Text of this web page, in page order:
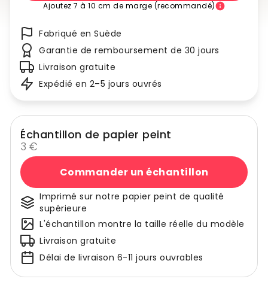
Ajoutez 7 à 10 cm de marge (recommandé)
Fabriqué en Suède
Garantie de remboursement de 30 jours
Livraison gratuite
Expédié en 2–5 jours ouvrés
Échantillon de papier peint
3 €
Commander un échantillon
Imprimé sur notre papier peint de qualité
supérieure
L'échantillon montre la taille réelle du modèle
Livraison gratuite
Délai de livraison 6-11 jours ouvrables